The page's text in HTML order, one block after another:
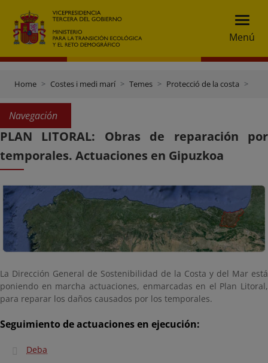
Menú
Home Costes i medi marí Temes Protecció de la costa
Navegación
PLAN LITORAL: Obras de reparación por
temporales. Actuaciones en Gipuzkoa
La Dirección General de Sostenibilidad de la Costa y del Mar está
poniendo en marcha actuaciones, enmarcadas en el Plan Litoral,
para reparar los daños causados por los temporales.
Seguimiento de actuaciones en ejecución:
Deba